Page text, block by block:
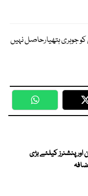
کو جوہری ہتھیارحاصل نہیں
WhatsApp
اور پنشنرز کیلئے بڑی